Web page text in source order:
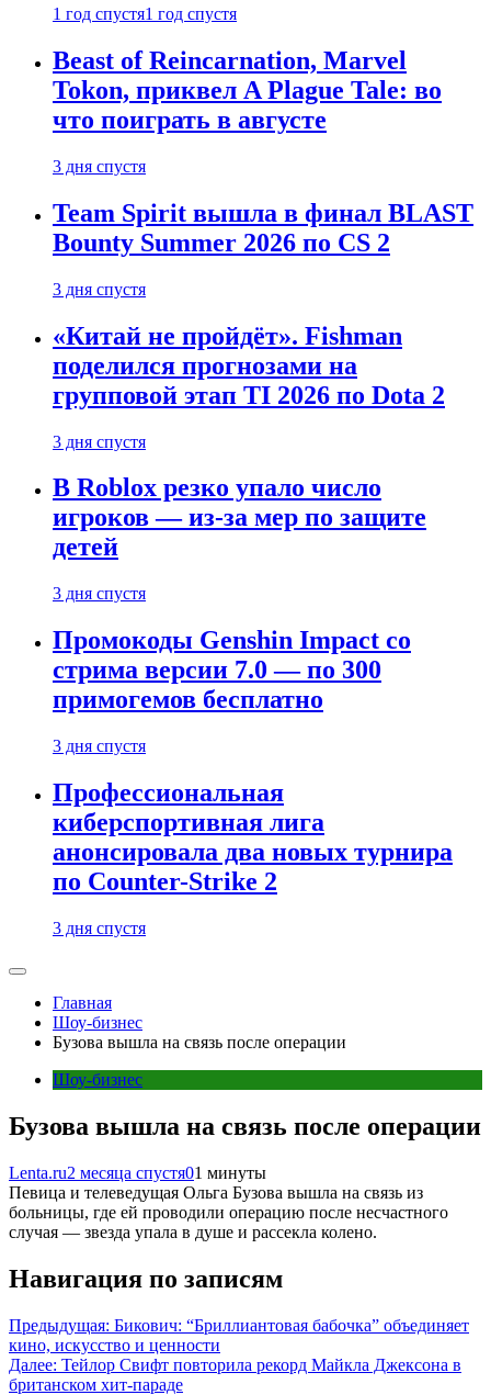
1 год спустя1 год спустя
Beast of Reincarnation, Marvel
Tokon, приквел A Plague Tale: во
что поиграть в августе
3 дня спустя
Team Spirit вышла в финал BLAST
Bounty Summer 2026 по CS 2
3 дня спустя
«Китай не пройдёт». Fishman
поделился прогнозами на
групповой этап TI 2026 по Dota 2
3 дня спустя
В Roblox резко упало число
игроков — из-за мер по защите
детей
3 дня спустя
Промокоды Genshin Impact со
стрима версии 7.0 — по 300
примогемов бесплатно
3 дня спустя
Профессиональная
киберспортивная лига
анонсировала два новых турнира
по Counter-Strike 2
3 дня спустя
Главная
Шоу-бизнес
Бузова вышла на связь после операции
Шоу-бизнес
Бузова вышла на связь после операции
Lenta.ru2 месяца спустя01 минуты
Певица и телеведущая Ольга Бузова вышла на связь из
больницы, где ей проводили операцию после несчастного
случая — звезда упала в душе и рассекла колено.
Навигация по записям
Предыдущая: Бикович: “Бриллиантовая бабочка” объединяет
кино, искусство и ценности
Далее: Тейлор Свифт повторила рекорд Майкла Джексона в
британском хит-параде